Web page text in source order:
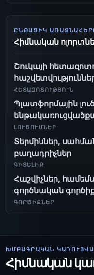
ԸՆԹԱՑԻԿ
Հիմնական
Շուկայի
ՀԵՏԱԶՈՏՈՒԹՅՈՒՆ
Պլատֆորմային
ԼՈՒԾՈՒՄՆԵՐ
Տերմիններ,
բաղադրիչներ
ԳԻՏԵԼԻՔ
Հաշվիչներ,
գործնական
ԳՈՐԾԻՔՆԵՐ
ԽՄԲԱԳՐԱԿԱՆ
Հիմնական